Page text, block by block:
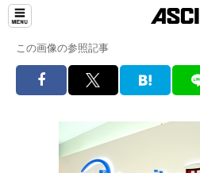
この画像の参照記事